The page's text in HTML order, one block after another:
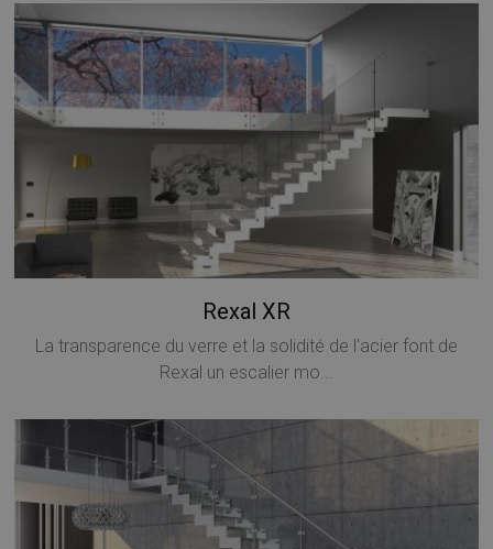
Rexal XR
La transparence du verre et la solidité de l'acier font de
Rexal un escalier mo...